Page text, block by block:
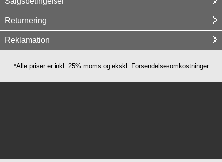
Returnering
Reklamation
*Alle priser er inkl. 25% moms og ekskl. Forsendelsesomkostninger